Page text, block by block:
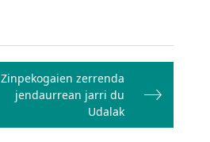
Zinpekogaien zerrenda
jendaurrean jarri du
Udalak